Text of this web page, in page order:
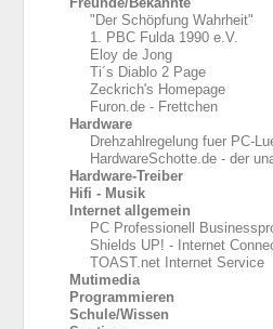
"Der Schöpfung Wahrheit"
1. PBC Fulda 1990 e.V.
Eloy de Jong
Ti´s Diablo 2 Page
Zeckrich's Homepage
Furon.de - Frettchen
Hardware
Drehzahlregelung fuer PC-
HardwareSchotte.de - der
Hardware-Treiber
Hifi - Musik
Internet allgemein
PC Professionell
Shields UP! - Internet
TOAST.net Internet Service
Mutimedia
Programmieren
Schule/Wissen